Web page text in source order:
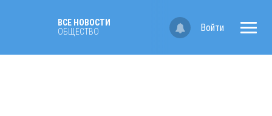
ВСЕ НОВОСТИ
ОБЩЕСТВО
Войти